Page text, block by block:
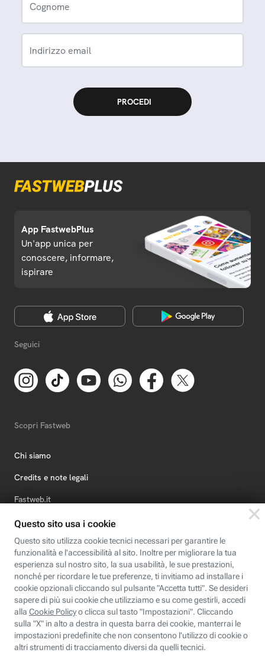
Cognome
Indirizzo email
App FastwebPlus
Un'app unica per
conoscere, informare,
ispirare
Seguici
Scopri Fastweb
Chi siamo
Credits e note legali
Fastweb.it
Formazione
Fastweb Digital Academy
STEP FuturAbility District
Insieme, siamo futuro